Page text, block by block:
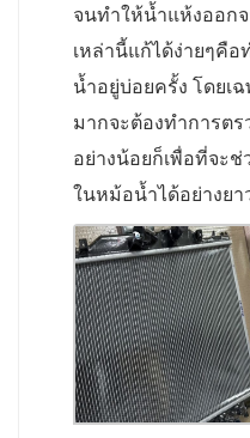
จนทำให้น้ำแห้งออก
เหล่านี้แก้ได้ง่ายๆคื
น้ำอยู่บ่อยครั้ง โดยเ
มากจะต้องทำการต
อย่างน้อยก็เพื่อที่จะ
ในหม้อน้ำได้อย่างย